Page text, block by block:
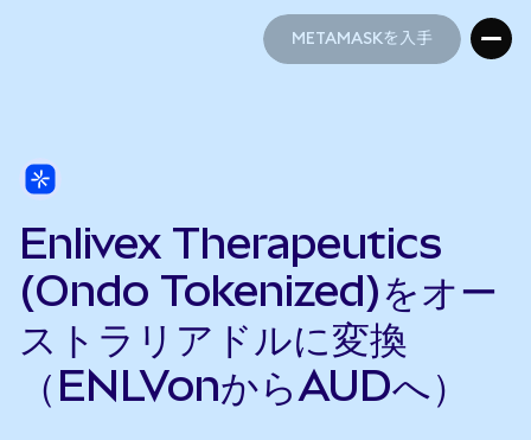
METAMASKを入手
Enlivex Therapeutics
(Ondo Tokenized)をオー
ストラリアドルに変換
（ENLVonからAUDへ）